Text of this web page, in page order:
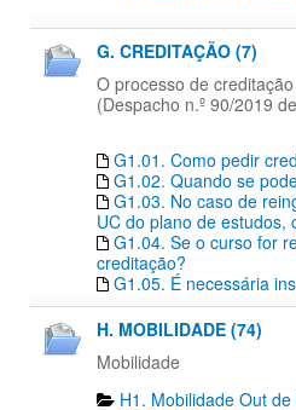
G. CREDITAÇÃO (7)
O processo de
(Despacho n.º 90/2019
G1.01. Como pedir
G1.02. Quando se
G1.03. No caso de
UC do plano de estudos,
G1.04. Se o curso for
creditação?
G1.05. É necessária
H. MOBILIDADE (74)
Mobilidade
H1. Mobilidade Out